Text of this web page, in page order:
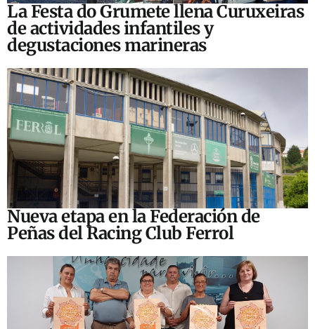
La Festa do Grumete llena Curuxeiras
de actividades infantiles y
degustaciones marineras
Nueva etapa en la Federación de
Peñas del Racing Club Ferrol